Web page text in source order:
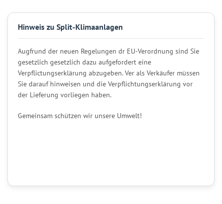
Hinweis zu Split-Klimaanlagen
Augfrund der neuen Regelungen dr EU-Verordnung sind Sie
gesetzlich gesetzlich dazu aufgefordert eine
Verpflictungserklärung abzugeben. Ver als Verkäufer müssen
Sie darauf hinweisen und die Verpflichtungserklärung vor
der Lieferung vorliegen haben.
Gemeinsam schützen wir unsere Umwelt!